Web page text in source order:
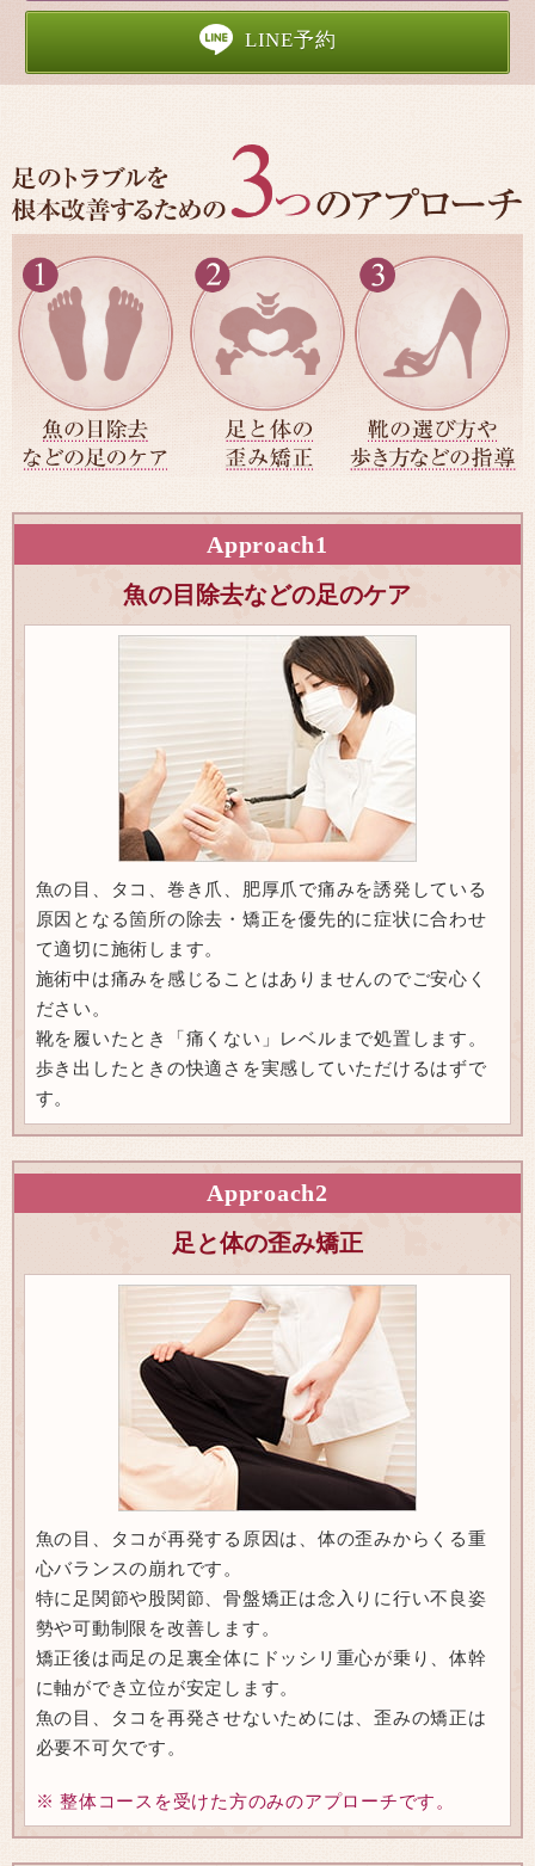
LINE予約
Approach1
魚の目除去などの足のケア
魚の目、タコ、巻き爪、肥厚爪で痛みを誘発している
原因となる箇所の除去・矯正を優先的に症状に合わせ
て適切に施術します。
施術中は痛みを感じることはありませんのでご安心く
ださい。
靴を履いたとき「痛くない」レベルまで処置します。
歩き出したときの快適さを実感していただけるはずで
す。
Approach2
足と体の歪み矯正
魚の目、タコが再発する原因は、体の歪みからくる重
心バランスの崩れです。
特に足関節や股関節、骨盤矯正は念入りに行い不良姿
勢や可動制限を改善します。
矯正後は両足の足裏全体にドッシリ重心が乗り、体幹
に軸ができ立位が安定します。
魚の目、タコを再発させないためには、歪みの矯正は
必要不可欠です。
※ 整体コースを受けた方のみのアプローチです。